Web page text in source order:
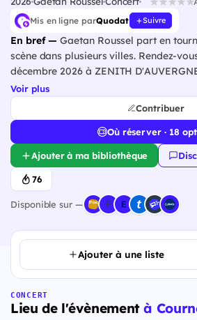
Mis en ligne parQuodat Suivre
En bref — Gaetan Roussel part en
scène dans plusieurs villes. Rendez-
décembre 2026 à ZENITH
Auvergne).
Voir plus
Contribuer
Où réserver · 18
Ajouter à ma bibliothèque
76
Disponible sur —
Ajouter à une liste
CONCERT
Lieu de l'évènementà